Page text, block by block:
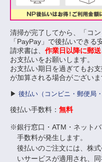
清掃が完了してから、「コ
「PayPay」で後払いできる
請求書は、 作業日以降に郵
お支払いをお願いします。
お支払い期日を過ぎてもお
が加算される場合がございま
▶ 後払い（コンビニ・郵便局
後払い手数料： 無料
銀行窓口・ATM・ネット
手数料が発生します。
後払いのご注文には、株
いサービスが適用され、